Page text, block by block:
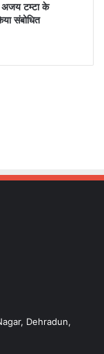
अजय टम्टा के
संबोधित
Dehradun,